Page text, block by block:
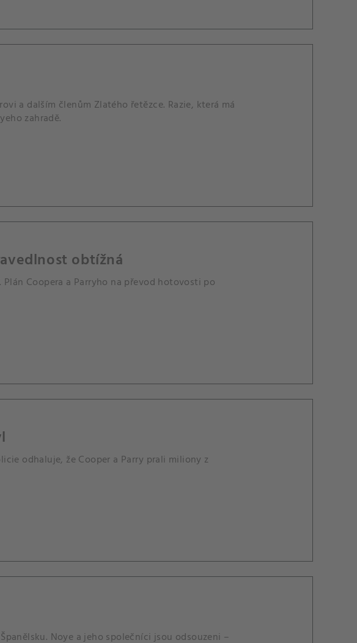
a dalším členům Zlatého řetězce. Razie, která má
zahradě.
obtížná
Coopera a Parryho na převod hotovosti po
odhaluje, že Cooper a Parry prali miliony z
Noye a jeho společníci jsou odsouzeni –